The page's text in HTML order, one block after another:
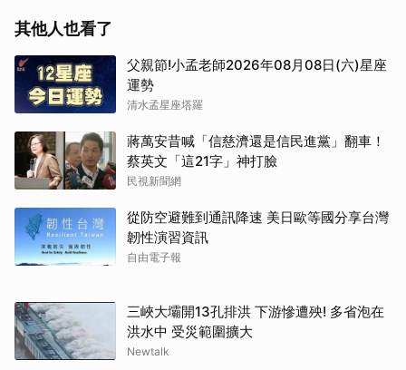
其他人也看了
父親節!小孟老師2026年08月08日(六)星座
運勢
清水孟星座塔羅
蔣萬安昔喊「信慈濟還是信民進黨」翻車！
蔡英文「這21字」神打臉
民視新聞網
從防空避難到通訊降速 美日歐等國分享台灣
韌性演習資訊
自由電子報
三峽大壩開13孔排洪 下游慘遭殃! 多省泡在
洪水中 受災範圍擴大
Newtalk